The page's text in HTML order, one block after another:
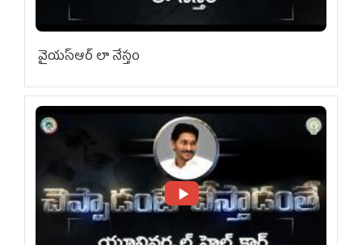
వైయ‌స్ఆర్ లా నేస్తం